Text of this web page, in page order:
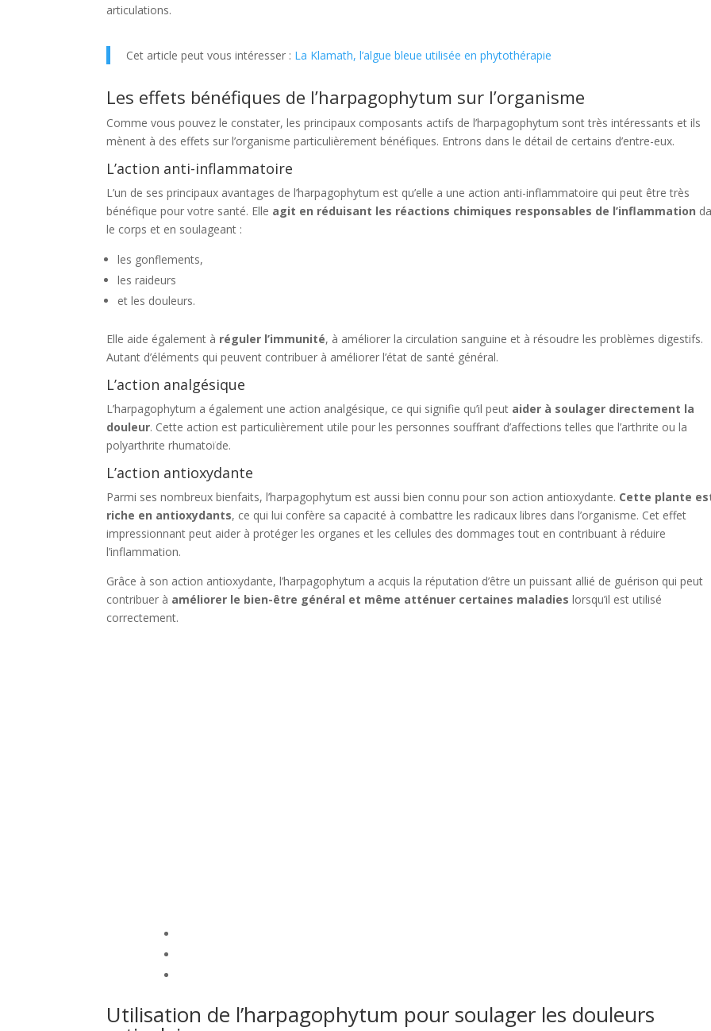
articulations.
Cet article peut vous intéresser : La Klamath, l’algue bleue utilisée en phytothérapie
Les effets bénéfiques de l’harpagophytum sur l’organisme
Comme vous pouvez le constater, les principaux composants actifs de l’harpagophytum sont très intéressants et ils
mènent à des effets sur l’organisme particulièrement bénéfiques. Entrons dans le détail de certains d’entre-eux.
L’action anti-inflammatoire
L’un de ses principaux avantages de l’harpagophytum est qu’elle a une action anti-inflammatoire qui peut être très
bénéfique pour votre santé. Elle agit en réduisant les réactions chimiques responsables de l’inflammation
le corps et en soulageant :
les gonflements,
les raideurs
et les douleurs.
Elle aide également à réguler l’immunité, à améliorer la circulation sanguine et à résoudre les problèmes digestifs.
Autant d’éléments qui peuvent contribuer à améliorer l’état de santé général.
L’action analgésique
L’harpagophytum a également une action analgésique, ce qui signifie qu’il peut aider à soulager directement la
douleur. Cette action est particulièrement utile pour les personnes souffrant d’affections telles que l’arthrite ou la
polyarthrite rhumatoïde.
L’action antioxydante
Parmi ses nombreux bienfaits, l’harpagophytum est aussi bien connu pour son action antioxydante. Cette plante
riche en antioxydants, ce qui lui confère sa capacité à combattre les radicaux libres dans l’organisme. Cet effet
impressionnant peut aider à protéger les organes et les cellules des dommages tout en contribuant à réduire
l’inflammation.
Grâce à son action antioxydante, l’harpagophytum a acquis la réputation d’être un puissant allié de guérison qui peut
contribuer à améliorer le bien-être général et même atténuer certaines maladies lorsqu’il est utilisé
correctement.
Utilisation de l’harpagophytum pour soulager les douleurs